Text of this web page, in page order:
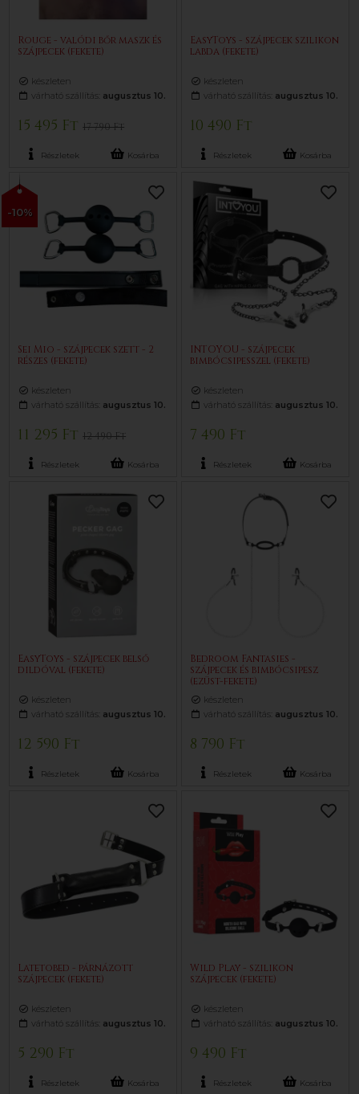
Rouge - valódi bőr maszk és
szájpecek (fekete)
készleten
várható szállítás: augusztus 10.
15 495 Ft17 790 Ft
Részletek Kosárba
EasyToys - szájpecek szilikon
labda (fekete)
készleten
várható szállítás: augusztus 10.
10 490 Ft
Részletek Kosárba
-10%
Sei Mio - szájpecek szett - 2
részes (fekete)
készleten
várható szállítás: augusztus 10.
11 295 Ft12 490 Ft
Részletek Kosárba
INTOYOU - szájpecek
bimbócsipesszel (fekete)
készleten
várható szállítás: augusztus 10.
7 490 Ft
Részletek Kosárba
EasyToys - szájpecek belső
dildóval (fekete)
készleten
várható szállítás: augusztus 10.
12 590 Ft
Részletek Kosárba
Bedroom Fantasies -
szájpecek és bimbócsipesz
(ezüst-fekete)
készleten
várható szállítás: augusztus 10.
8 790 Ft
Részletek Kosárba
Latetobed - párnázott
szájpecek (fekete)
készleten
várható szállítás: augusztus 10.
5 290 Ft
Részletek Kosárba
Wild Play - szilikon
szájpecek (fekete)
készleten
várható szállítás: augusztus 10.
9 490 Ft
Részletek Kosárba